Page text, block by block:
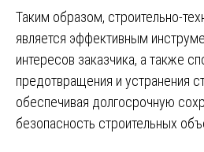
Таким образом, строительно-
является эффективным
интересов заказчика, а также
предотвращения и устранения
обеспечивая долгосрочную
безопасность строительных